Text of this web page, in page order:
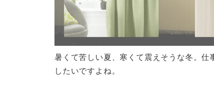
暑くて苦しい夏、寒くて震えそうな冬。
したいですよね。